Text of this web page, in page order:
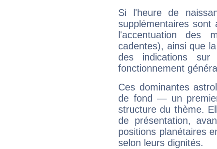
Si l'heure de
supplémentaires sont
l'accentuation des
cadentes), ainsi que
des indications sur
fonctionnement
Ces dominantes
de fond — un
structure du thème.
de présentation,
positions planétaires
selon leurs dignités.